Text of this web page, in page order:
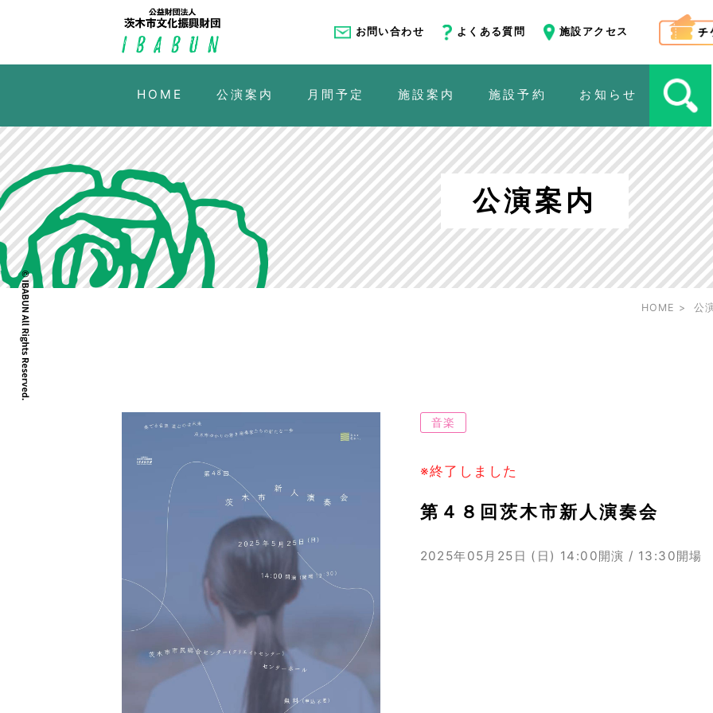
お問い合わせ よくある質問 施設アクセス
HOME 公演案内 月間予定 施設案内 施設予約 お知らせ
公演案内
HOME 公
音楽
※終了しました
第４８回茨木市新人演奏会
2025年05月25日 (日) 14:00開演 / 13:30開場